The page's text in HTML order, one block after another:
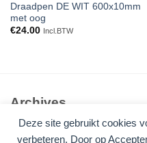
Deze site gebruikt cookies
verbeteren. Door op
Draadpen DE WIT 600x10mm
met oog
€24.00 Incl.BTW
Archives
Geen archieven om te